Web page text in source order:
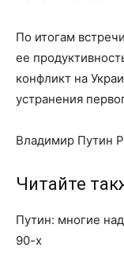
По итогам
ее
конфликт на
устранения
Владимир Путин
Читайте
Путин: многие
90-х